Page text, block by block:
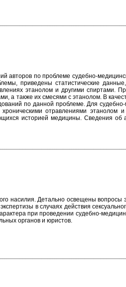
по проблеме судебно-
приведены статистические
этанолом и другими спиртами.
а также их смесями с этанолом. В
по данной проблеме. Для
отравлениями этанолом
историей медицины. Сведения об
насилия. Детально освещены вопросы
в случаях действия
при проведении судебно-
органов и юристов.